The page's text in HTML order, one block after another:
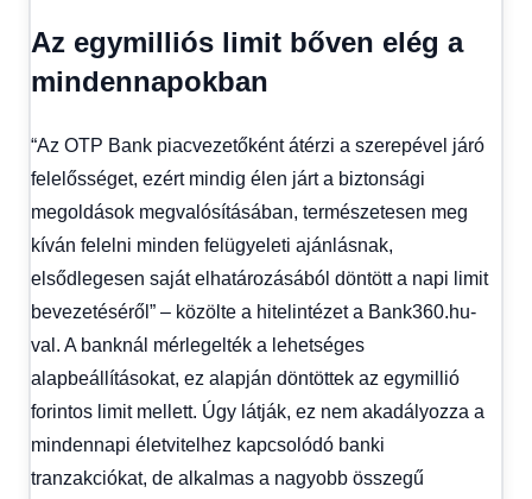
Az egymilliós limit bőven elég a
mindennapokban
“Az OTP Bank piacvezetőként átérzi a szerepével járó
felelősséget, ezért mindig élen járt a biztonsági
megoldások megvalósításában, természetesen meg
kíván felelni minden felügyeleti ajánlásnak,
elsődlegesen saját elhatározásából döntött a napi limit
bevezetéséről” – közölte a hitelintézet a Bank360.hu-
val. A banknál mérlegelték a lehetséges
alapbeállításokat, ez alapján döntöttek az egymillió
forintos limit mellett. Úgy látják, ez nem akadályozza a
mindennapi életvitelhez kapcsolódó banki
tranzakciókat, de alkalmas a nagyobb összegű